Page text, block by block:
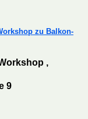
zu Balkon-
,
9